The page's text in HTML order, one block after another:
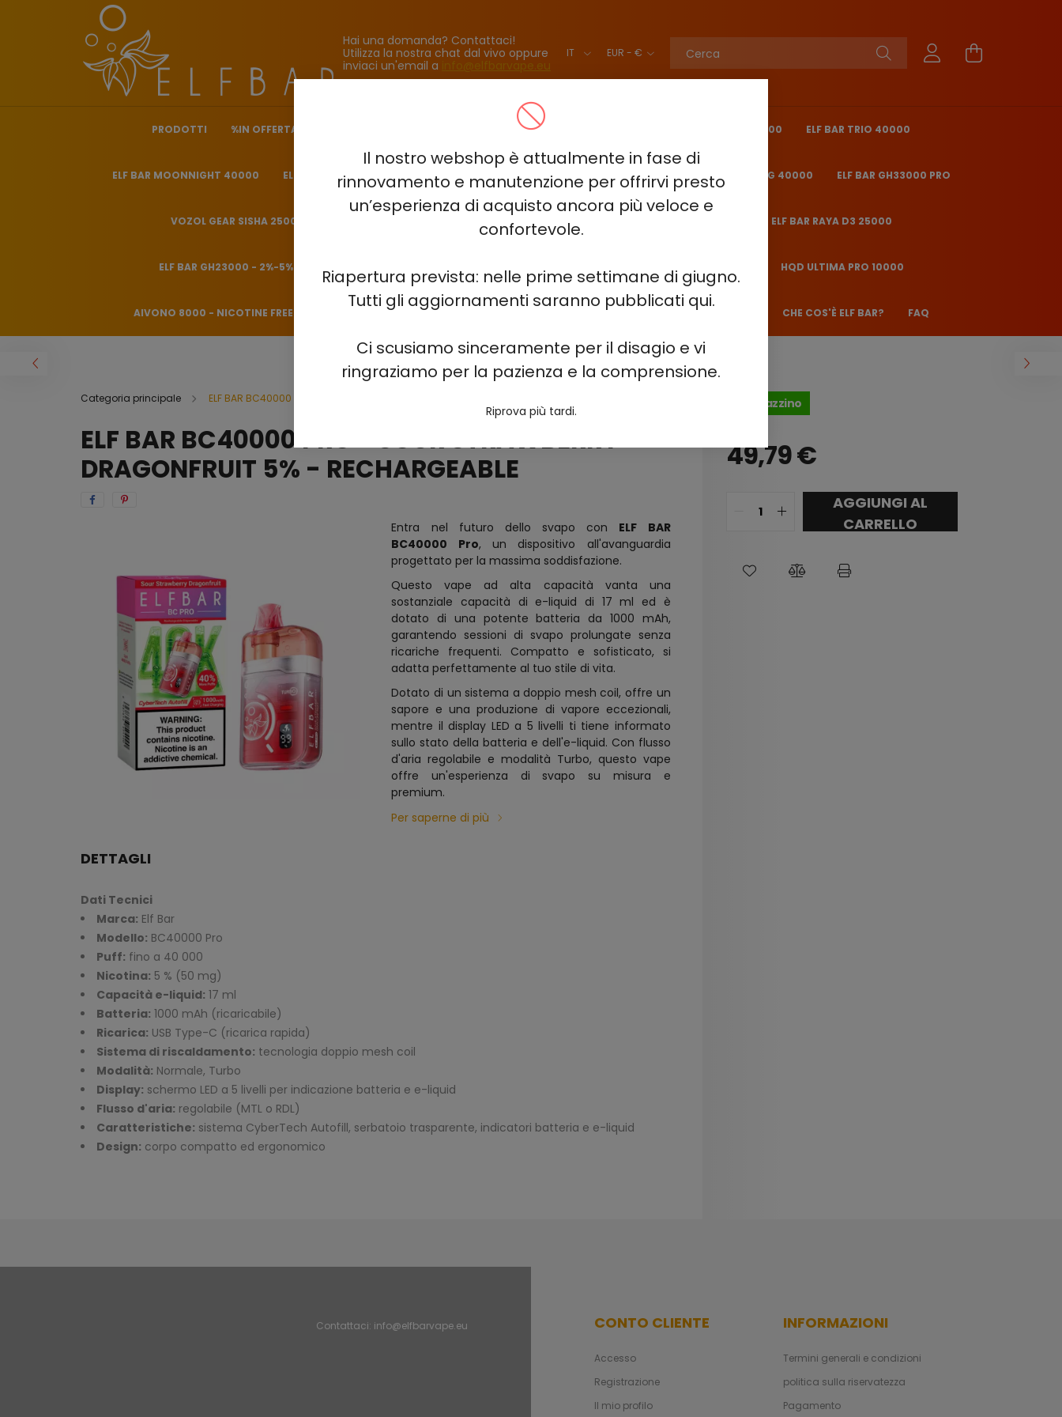
Il nostro webshop è attualmente in fase di
rinnovamento e manutenzione per offrirvi presto
un’esperienza di acquisto ancora più veloce e
confortevole.
Riapertura prevista: nelle prime settimane di giugno.
Tutti gli aggiornamenti saranno pubblicati qui.
Ci scusiamo sinceramente per il disagio e vi
ringraziamo per la pazienza e la comprensione.
Riprova più tardi.
Hai una domanda? Contattaci!
Utilizza la nostra chat dal vivo oppure
inviaci un'email a info@elfbarvape.eu
PRODOTTI %IN OFFERTA% VOZOL NEON 45000 ELF BAR LUSH KING KING PRO 40000 ELF BAR TRIO 40000
ELF BAR MOONNIGHT 40000 ELF BAR NICOTINE KING 40000 - 2%-3%-5% ELF BAR SOUR KING 40000 ELF BAR ICE KING 40000 ELF BAR GH33000 PRO
VOZOL GEAR SISHA 25000 - 0.5% ELF BAR PLANET 25000 ELF BAR RAYA D3 25000
ELF BAR GH23000 - 2%-5% HQD ULTIMA PRO 10000
AIVONO 8000 - NICOTINE FREE 0% HQD MIRACLE 8000 ELF BAR 2500 - 2% JUICY JANE JJ600 CHE COS'È ELF BAR? FAQ
Categoria principale ELF BAR BC40000 PRO
ELF BAR BC40000 PRO - SOUR STRAWBERRY
DRAGONFRUIT 5% - RECHARGEABLE
Entra nel futuro dello svapo con ELF BAR
BC40000 Pro, un dispositivo all'avanguardia
progettato per la massima soddisfazione.
Questo vape ad alta capacità vanta una
sostanziale capacità di e-liquid di 17 ml ed è
dotato di una potente batteria da 1000 mAh,
garantendo sessioni di svapo prolungate senza
ricariche frequenti. Compatto e sofisticato, si
adatta perfettamente al tuo stile di vita.
Dotato di un sistema a doppio mesh coil, offre un
sapore e una produzione di vapore eccezionali,
mentre il display LED a 5 livelli ti tiene informato
sullo stato della batteria e dell'e-liquid. Con flusso
d'aria regolabile e modalità Turbo, questo vape
offre un'esperienza di svapo su misura e
premium.
Per saperne di più
In magazzino
49,79€
AGGIUNGI AL
CARRELLO
DETTAGLI
Dati Tecnici
Marca: Elf Bar
Modello: BC40000 Pro
Puff: fino a 40 000
Nicotina: 5 % (50 mg)
Capacità e-liquid: 17 ml
Batteria: 1000 mAh (ricaricabile)
Ricarica: USB Type-C (ricarica rapida)
Sistema di riscaldamento: tecnologia doppio mesh coil
Modalità: Normale, Turbo
Display: schermo LED a 5 livelli per indicazione batteria e e-liquid
Flusso d'aria: regolabile (MTL o RDL)
Caratteristiche: sistema CyberTech Autofill, serbatoio trasparente, indicatori batteria e e-liquid
Design: corpo compatto ed ergonomico
Contattaci: info@elfbarvape.eu CONTO CLIENTE
Accesso
Registrazione
Il mio profilo
INFORMAZIONI
Termini generali e condizioni
politica sulla riservatezza
Pagamento